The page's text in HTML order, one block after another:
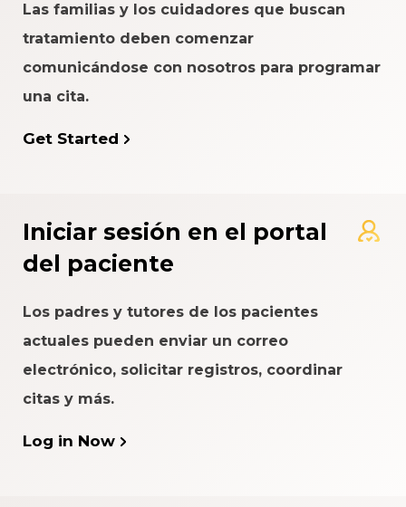
Las familias y los cuidadores que buscan
tratamiento deben comenzar
comunicándose con nosotros para programar
una cita.
Get Started
Iniciar sesión en el portal
del paciente
Los padres y tutores de los pacientes
actuales pueden enviar un correo
electrónico, solicitar registros, coordinar
citas y más.
Log in Now